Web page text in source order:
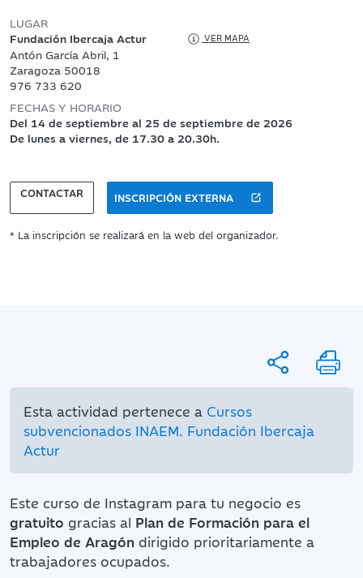
LUGAR
Fundación Ibercaja Actur
VER MAPA
Antón García Abril, 1
Zaragoza 50018
976 733 620
FECHAS Y HORARIO
Del 14 de septiembre al 25 de septiembre de 2026
De lunes a viernes, de 17.30 a 20.30h.
CONTACTAR INSCRIPCIÓN EXTERNA
* La inscripción se realizará en la web del organizador.
Esta actividad pertenece a Cursos
subvencionados INAEM. Fundación Ibercaja
Actur
Este curso de Instagram para tu negocio es
gratuito gracias al Plan de Formación para el
Empleo de Aragón dirigido prioritariamente a
trabajadores ocupados.